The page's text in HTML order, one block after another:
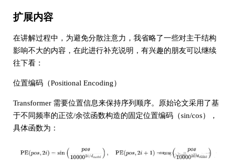
扩展内容
在讲解过程中，为避免分散注意力，我省略了一些对主干结构
影响不大的内容，在此进行补充说明，有兴趣的朋友可以继续
往下看：
位置编码（Positional Encoding）
Transformer 需要位置信息来保持序列顺序。原始论文采用了基
于不同频率的正弦/余弦函数构造的固定位置编码（sin/cos），
具体函数为：